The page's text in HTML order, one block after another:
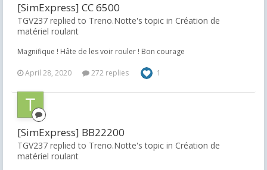
[SimExpress] CC 6500
TGV237 replied to Treno.Notte's topic in Création de
matériel roulant
Magnifique ! Hâte de les voir rouler ! Bon courage
April 28, 2020 272 replies 1
[SimExpress] BB22200
TGV237 replied to Treno.Notte's topic in Création de
matériel roulant